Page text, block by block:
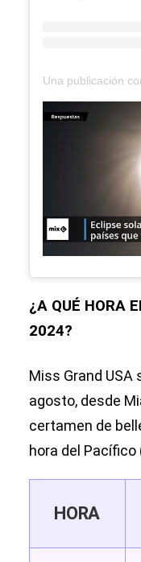
¿A QUÉ HORA
2024?
Miss Grand USA
agosto, desde
certamen de
hora del Pacífico
HORA